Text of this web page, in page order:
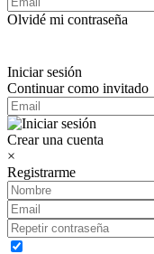
Olvidé mi contraseña
Iniciar sesión
Continuar como invitado
Crear una cuenta
×
Registrarme